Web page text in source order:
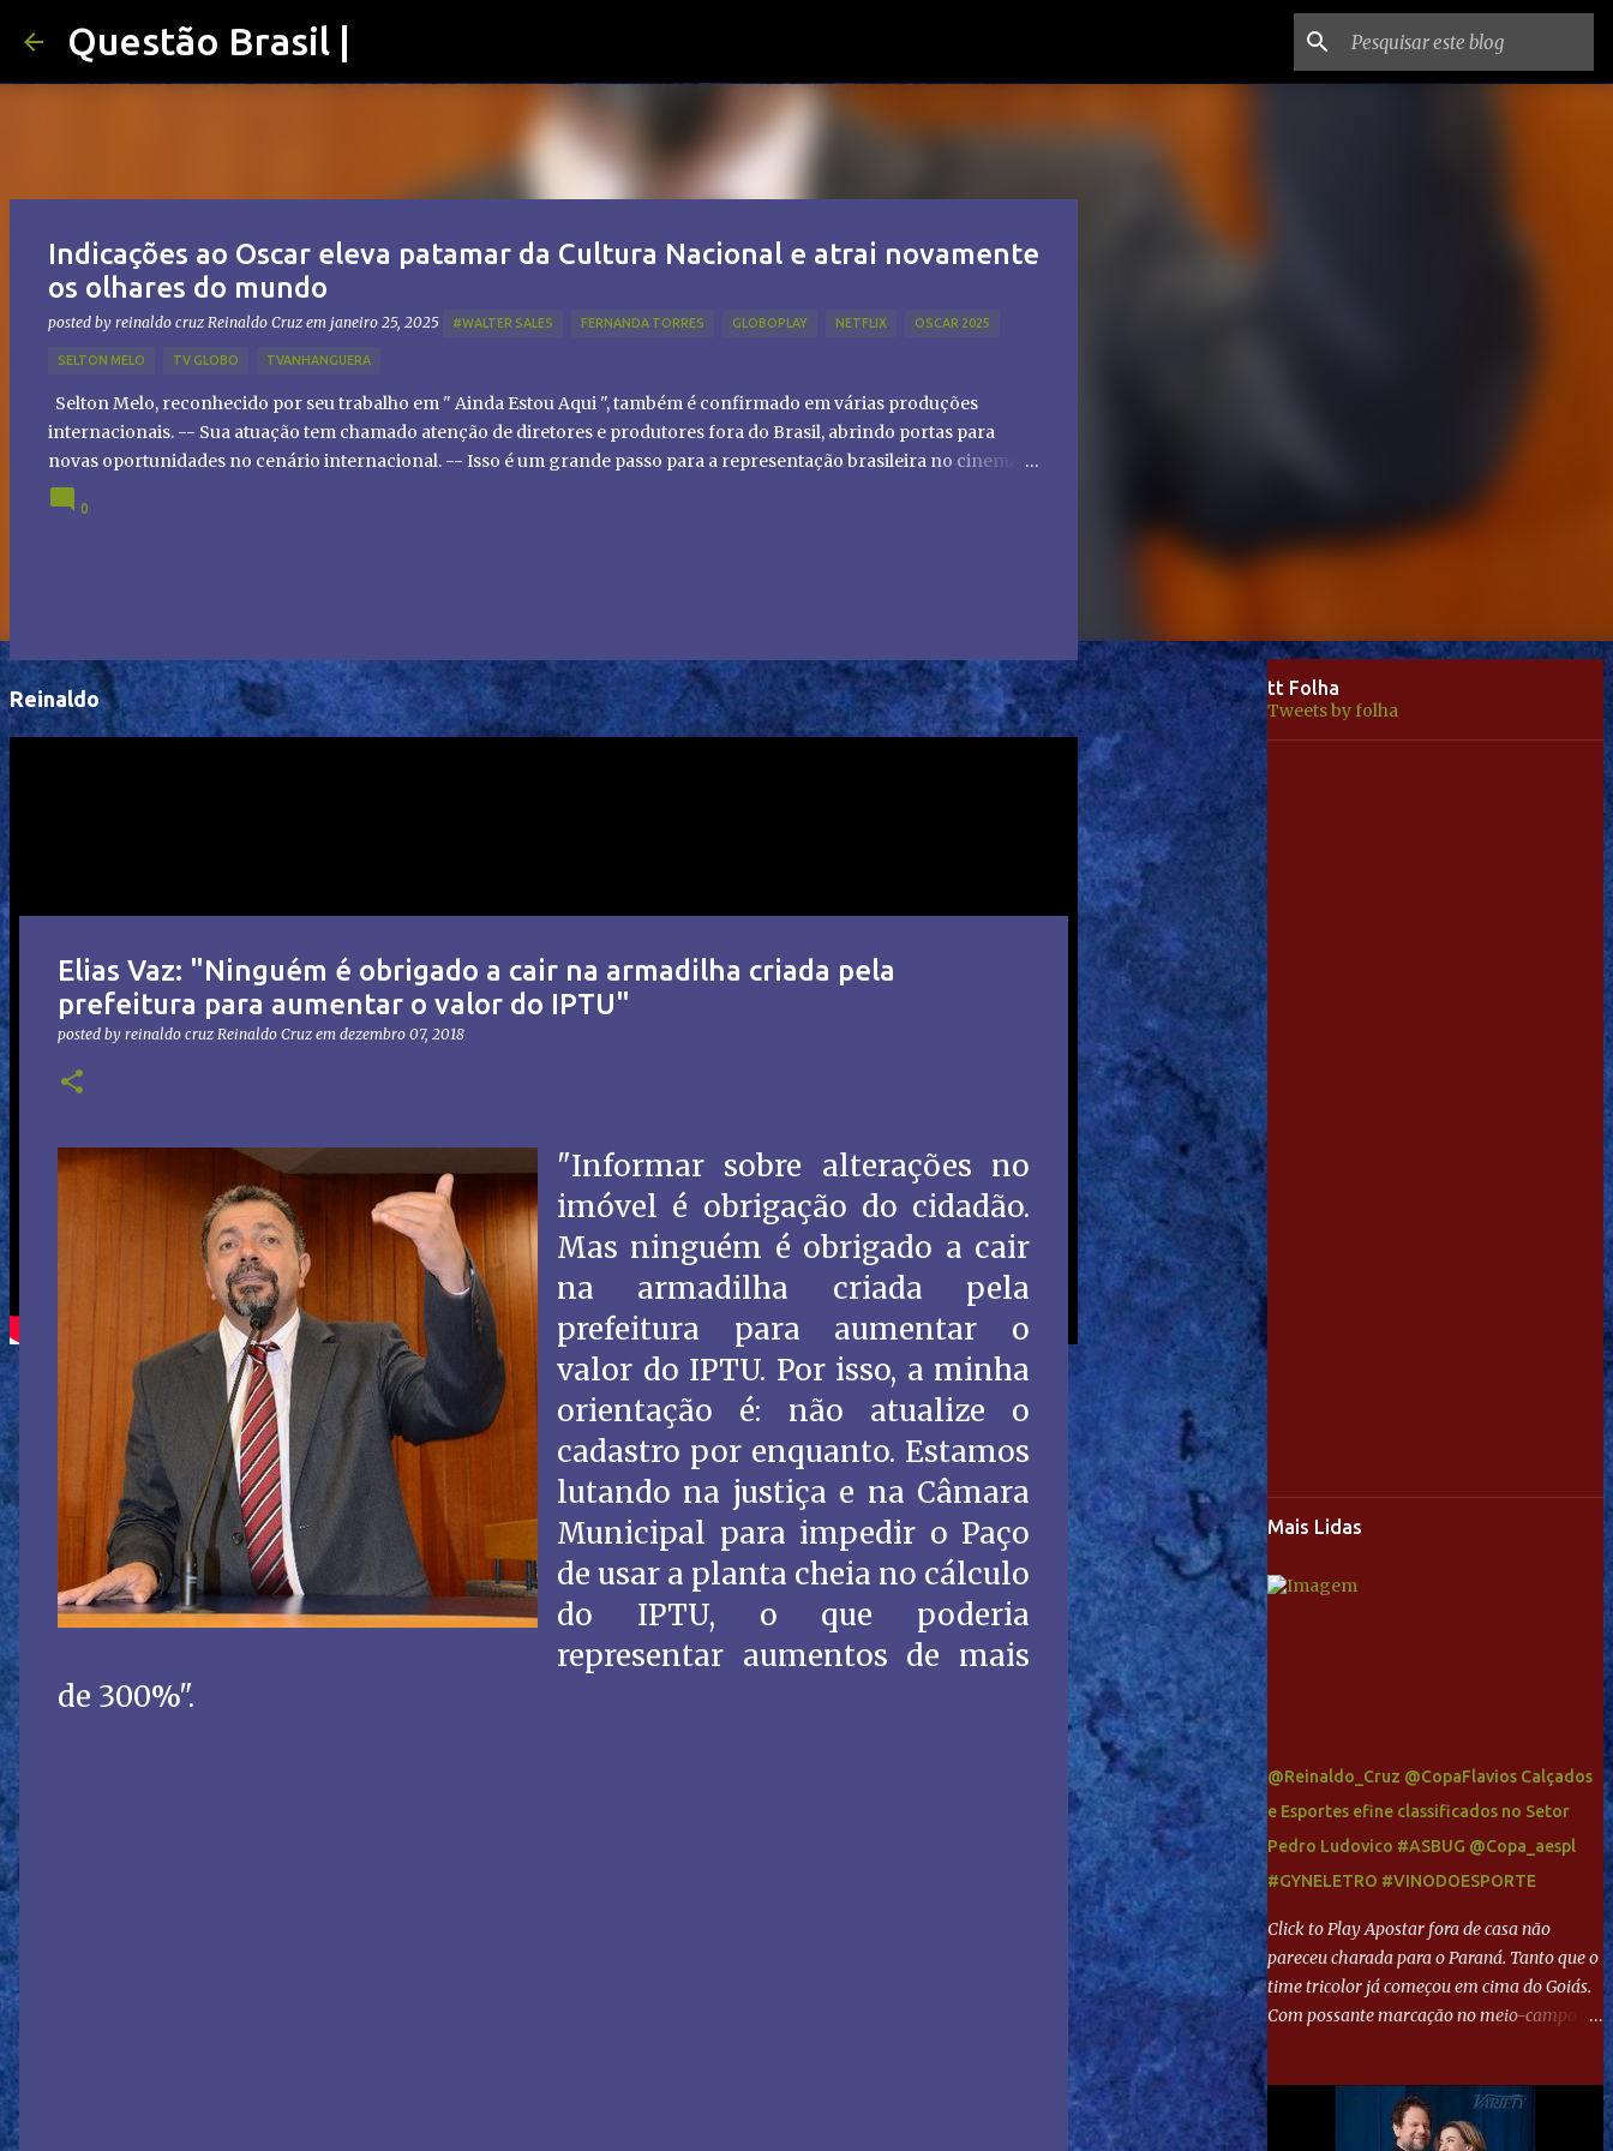
Questão Brasil |
Indicações ao Oscar eleva patamar da Cultura Nacional e atrai novamente
os olhares do mundo
posted by reinaldo cruz Reinaldo Cruz em janeiro 25, 2025 #WALTER SALES FERNANDA TORRES GLOBOPLAY NETFLIX OSCAR 2025
SELTON MELO TV GLOBO TVANHANGUERA
Selton Melo, reconhecido por seu trabalho em " Ainda Estou Aqui ", também é confirmado em várias produções
internacionais. -- Sua atuação tem chamado atenção de diretores e produtores fora do Brasil, abrindo portas para
novas oportunidades no cenário internacional. -- Isso é um grande passo para a representação brasileira no cinema
global!
0
Reinaldo
Elias Vaz: "Ninguém é obrigado a cair na armadilha criada pela
prefeitura para aumentar o valor do IPTU"
posted by reinaldo cruz Reinaldo Cruz em dezembro 07, 2018
"Informar sobre alterações no
imóvel é obrigação do cidadão.
Mas ninguém é obrigado a cair
na armadilha criada pela
prefeitura para aumentar o
valor do IPTU. Por isso, a minha
orientação é: não atualize o
cadastro por enquanto. Estamos
lutando na justiça e na Câmara
Municipal para impedir o Paço
de usar a planta cheia no cálculo
do IPTU, o que poderia
representar aumentos de mais
de 300%".
tt Folha
Tweets by folha
Mais Lidas
@Reinaldo_Cruz @CopaFlavios Calçados
e Esportes efine classificados no Setor
Pedro Ludovico #ASBUG @Copa_aespl
#GYNELETRO #VINODOESPORTE
Click to Play Apostar fora de casa não
pareceu charada para o Paraná. Tanto que o
time tricolor já começou em cima do Goiás.
Com possante marcação no meio-campo e
direita, invadiu a área e bateu cruzado no
canto, sem chance para Harlei. Tal qual o